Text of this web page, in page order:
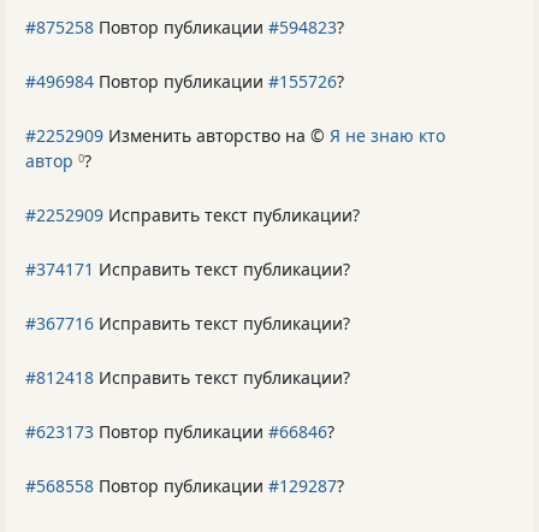
#875258 Повтор публикации #594823?
#496984 Повтор публикации #155726?
#2252909 Изменить авторство на © Я не знаю кто
автор 0?
#2252909 Исправить текст публикации?
#374171 Исправить текст публикации?
#367716 Исправить текст публикации?
#812418 Исправить текст публикации?
#623173 Повтор публикации #66846?
#568558 Повтор публикации #129287?